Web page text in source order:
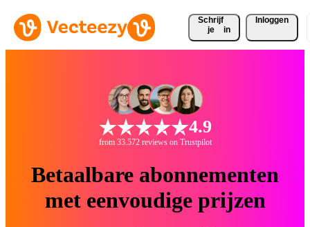
Schrijf
je
in
Inloggen
4.9
from 33.572 reviews on Trustpilot
Betaalbare abonnementen
met eenvoudige prijzen